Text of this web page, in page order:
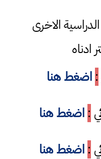
الاخرى
ادناه
: اضغط هنا
: اضغط هنا
: اضغط هنا